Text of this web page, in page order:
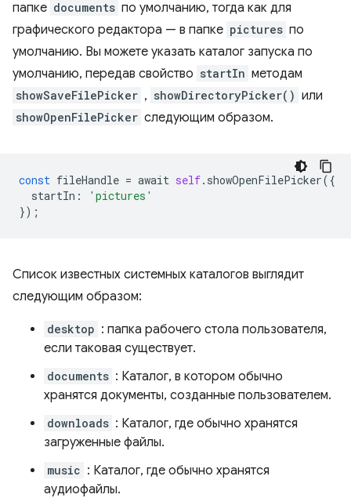
папке documents по умолчанию, тогда как для
графического редактора — в папке pictures по
умолчанию. Вы можете указать каталог запуска по
умолчанию, передав свойство startIn методам
showSaveFilePicker , showDirectoryPicker() или
showOpenFilePicker следующим образом.
const fileHandle = await self. showOpenFilePicker({
startIn :
'pictures'
});
Список известных системных каталогов выглядит
следующим образом:
desktop : папка рабочего стола пользователя,
если таковая существует.
documents : Каталог, в котором обычно
хранятся документы, созданные пользователем.
downloads : Каталог, где обычно хранятся
загруженные файлы.
music : Каталог, где обычно хранятся
аудиофайлы.